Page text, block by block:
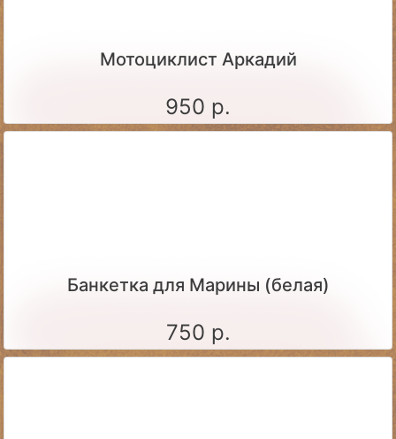
Мотоциклист Аркадий
950 р.
Банкетка для Марины (белая)
750 р.